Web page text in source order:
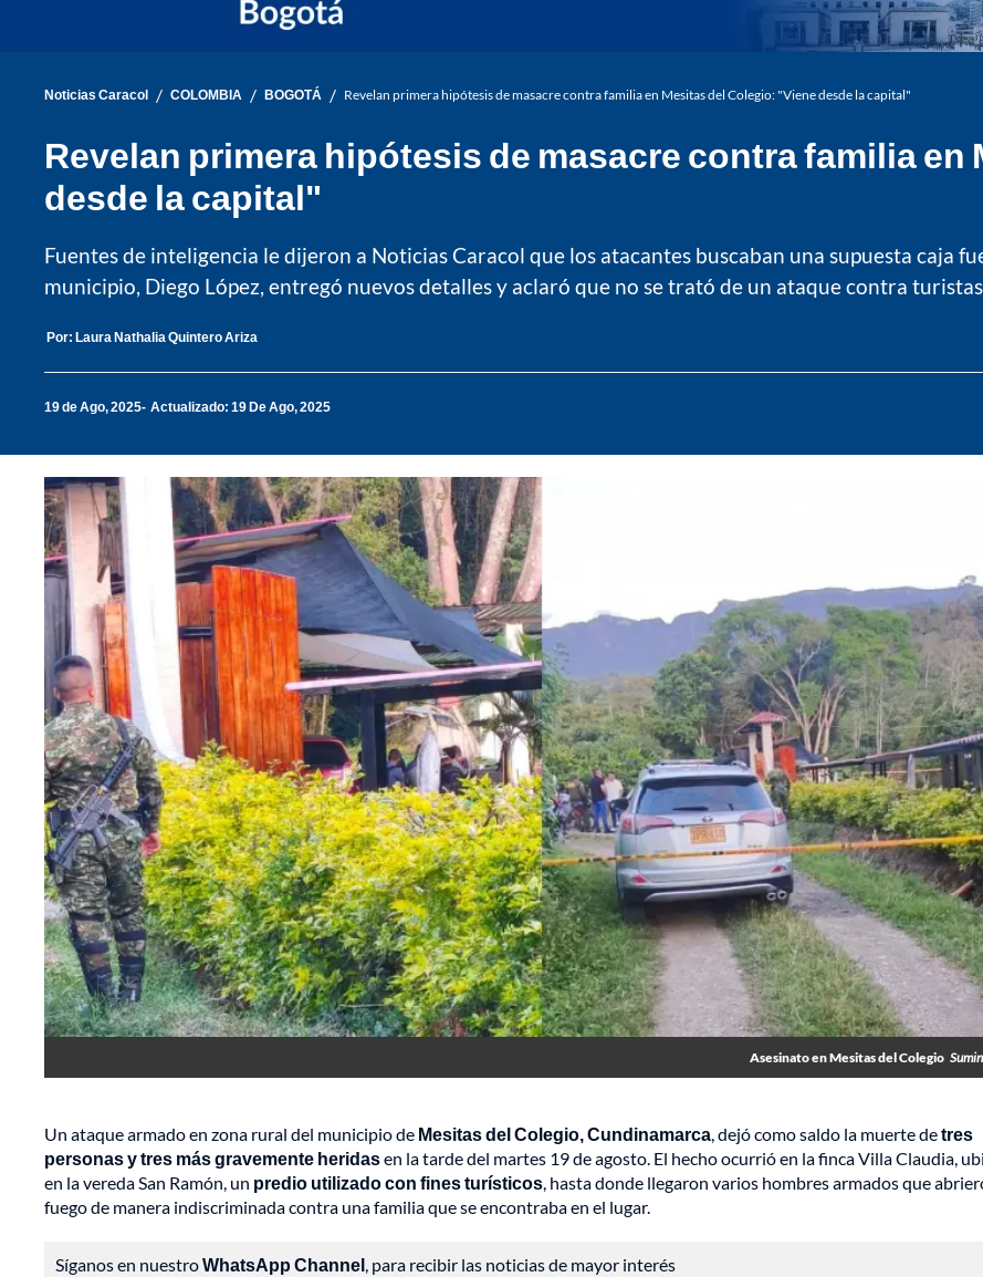
Noticias Caracol / COLOMBIA / BOGOTÁ / Revelan primera hipótesis de masacre contra familia en Mesitas del Colegio: "Viene desde la capital"
Revelan primera hipótesis de masacre contra familia
desde la capital"
Fuentes de inteligencia le dijeron a Noticias Caracol que los atacantes buscaban una supuesta caja
municipio, Diego López, entregó nuevos detalles y aclaró que no se trató de un ataque contra
Por: Laura Nathalia Quintero Ariza
19 de Ago, 2025 Actualizado: 19 De Ago, 2025
Asesinato en Mesitas del Colegio
Un ataque armado en zona rural del municipio de Mesitas del Colegio, Cundinamarca, dejó como saldo la muerte detres
personas y tres más gravemente heridasen la tarde del martes 19 de agosto. El hecho ocurrió en la finca Villa Claudia,
en la vereda San Ramón, un predio utilizado con fines turísticos, hasta donde llegaron varios hombres armados que
fuego de manera indiscriminada contra una familia que se encontraba en el lugar.
Síganos en nuestroWhatsApp Channel, para recibir las noticias de mayor interés